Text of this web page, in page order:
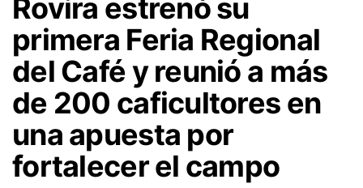
Rovira estrenó su
primera Feria Regional
del Café y reunió a más
de 200 caficultores en
una apuesta por
fortalecer el campo